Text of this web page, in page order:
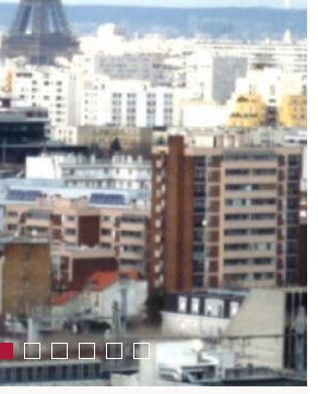
AVIS CLIENT
MON
CONTACT
RECHERCHER